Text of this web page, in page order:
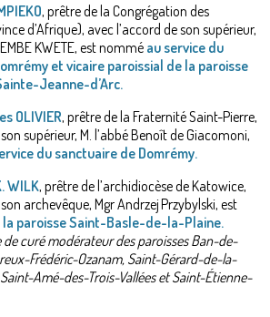
, prêtre de la Congrégation des
d’Afrique), avec l’accord de son supérieur,
KWETE, est nommé au service du
et vicaire paroissial de la paroisse
Jeanne-d’Arc.
OLIVIER, prêtre de la Fraternité Saint-Pierre,
supérieur, M. l’abbé Benoît de Giacomoni,
du sanctuaire de Domrémy.
WILK, prêtre de l’archidiocèse de Katowice,
archevêque, Mgr Andrzej Przybylski, est
la paroisse Saint-Basle-de-la-Plaine.
de curé modérateur des paroisses Ban-de-
Frédéric-Ozanam, Saint-Gérard-de-la-
Amé-des-Trois-Vallées et Saint-Étienne-